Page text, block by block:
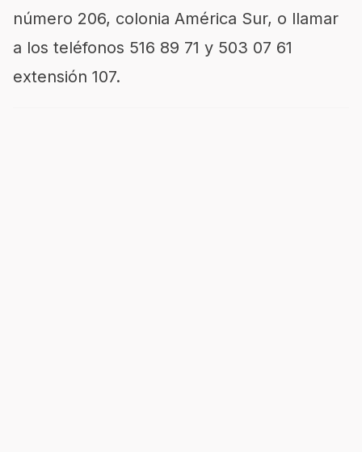
número 206, colonia América Sur, o llamar
a los teléfonos 516 89 71 y 503 07 61
extensión 107.